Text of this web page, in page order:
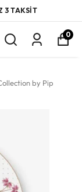
3 TAKSİT
0
by Pip